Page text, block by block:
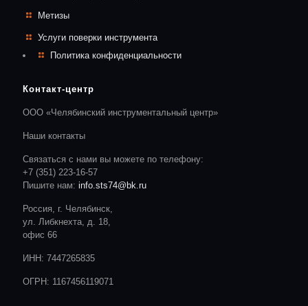
Метизы
Услуги поверки инструмента
Политика конфиденциальности
Контакт-центр
ООО «Челябинский инструментальный центр»
Наши контакты
Связаться с нами вы можете по телефону:
+7 (351) 223-16-57
Пишите нам: info.sts74@bk.ru
Россия, г. Челябинск,
ул. Либкнехта, д. 18,
офис 66
ИНН: 7447265835
ОГРН: 1167456119071